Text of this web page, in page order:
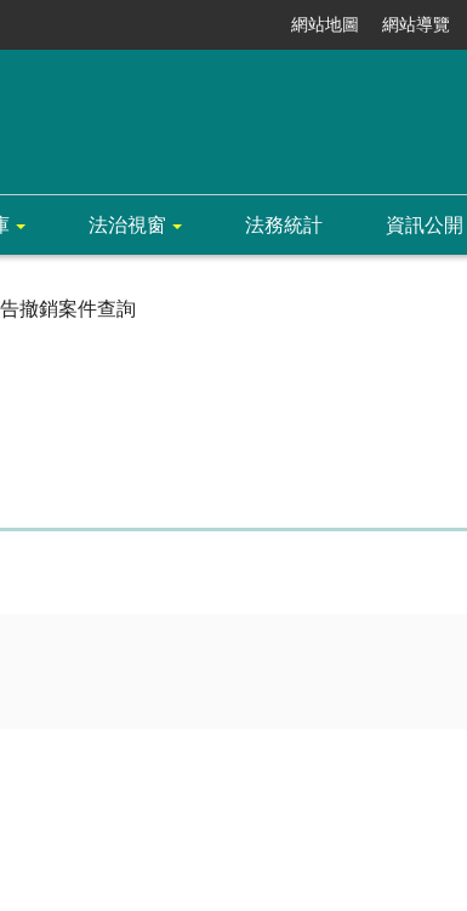
網站地圖 網站導覽
法治視窗 法務統計 資訊公開
撤銷案件查詢